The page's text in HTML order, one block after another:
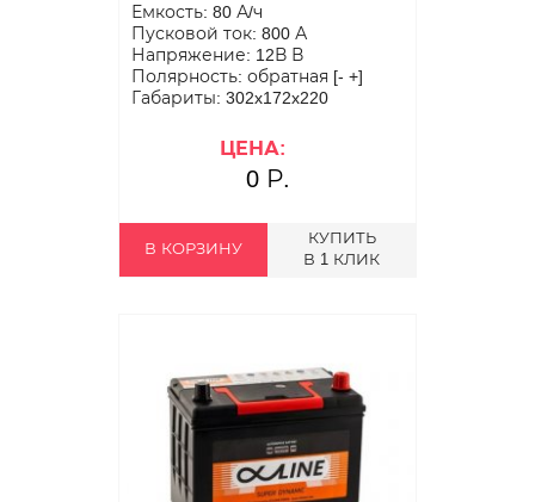
Емкость: 80 А/ч
Пусковой ток: 800 А
Напряжение: 12В В
Полярность: обратная [- +]
Габариты: 302x172x220
ЦЕНА:
0 Р.
В КОРЗИНУ
КУПИТЬ
В 1 КЛИК